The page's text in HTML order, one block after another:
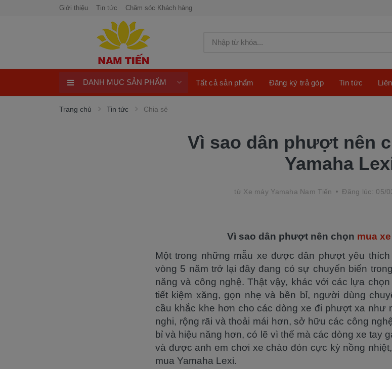
Giới thiệu Tin tức Chăm sóc Khách hàng
Xe Tay Côn
DANH MỤC SẢN PHẨM Tất cả sản phẩm Đăng ký trả góp Tin tức
Trang chủ Tin tức Chia sẻ
Vì sao dân phượt nên
Yamaha
từ Xe máy Yamaha Nam Tiến Đăng lúc: 05/
Vì sao dân phượt nên chọn mua
Một trong những mẫu xe được dân phượt yêu
vòng 5 năm trở lại đây đang có sự chuyển biến
năng và công nghệ. Thật vậy, khác với các lựa
tiết kiệm xăng, gọn nhẹ và bền bỉ, người dùng
cầu khắc khe hơn cho các dòng xe đi phượt xa như
nghi, rộng rãi và thoải mái hơn, sở hữu các công
bỉ và hiệu năng hơn, có lẽ vì thế mà các dòng xe tay
và được anh em chơi xe chào đón cực kỳ nồng
mua Yamaha Lexi.